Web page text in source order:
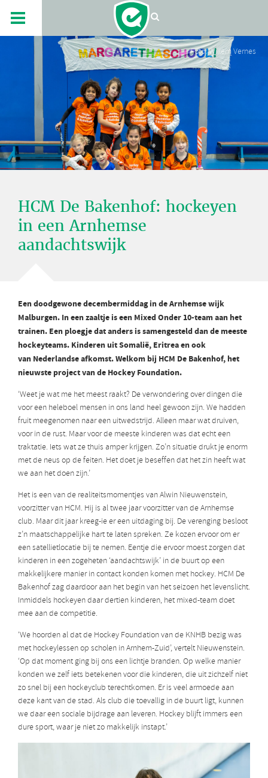
Foto: Willem Vernes
HCM De Bakenhof: hockeyen
in een Arnhemse
aandachtswijk
Een doodgewone decembermiddag in de Arnhemse wijk
Malburgen. In een zaaltje is een Mixed Onder 10-team aan het
trainen. Een ploegje dat anders is samengesteld dan de meeste
hockeyteams. Kinderen uit Somalië, Eritrea en ook
van Nederlandse afkomst. Welkom bij HCM De Bakenhof, het
nieuwste project van de Hockey Foundation.
‘Weet je wat me het meest raakt? De verwondering over dingen die
voor een heleboel mensen in ons land heel gewoon zijn. We hadden
fruit meegenomen naar een uitwedstrijd. Alleen maar wat druiven,
voor in de rust. Maar voor de meeste kinderen was dat echt een
traktatie. Iets wat ze thuis amper krijgen. Zo’n situatie drukt je enorm
met de neus op de feiten. Het doet je beseffen dat het zin heeft wat
we aan het doen zijn.’
Het is een van de realiteitsmomentjes van Alwin Nieuwenstein,
voorzitter van HCM. Hij is al twee jaar voorzitter van de Arnhemse
club. Maar dit jaar kreeg-ie er een uitdaging bij. De verenging besloot
z’n maatschappelijke hart te laten spreken. Ze kozen ervoor om er
een satellietlocatie bij te nemen. Eentje die ervoor moest zorgen dat
kinderen in een zogeheten ‘aandachtswijk’ in de buurt op een
makkelijkere manier in contact konden komen met hockey. HCM De
Bakenhof zag daardoor aan het begin van het seizoen het levenslicht.
Inmiddels hockeyen daar dertien kinderen, het mixed-team doet
mee aan de competitie.
‘We hoorden al dat de Hockey Foundation van de KNHB bezig was
met hockeylessen op scholen in Arnhem-Zuid’, vertelt Nieuwenstein.
‘Op dat moment ging bij ons een lichtje branden. Op welke manier
konden we zelf iets betekenen voor die kinderen, die uit zichzelf niet
zo snel bij een hockeyclub terechtkomen. Er is veel armoede aan
deze kant van de stad. Als club die toevallig in de buurt ligt, kunnen
we daar een sociale bijdrage aan leveren. Hockey blijft immers een
dure sport, waar je niet zo makkelijk instapt.’